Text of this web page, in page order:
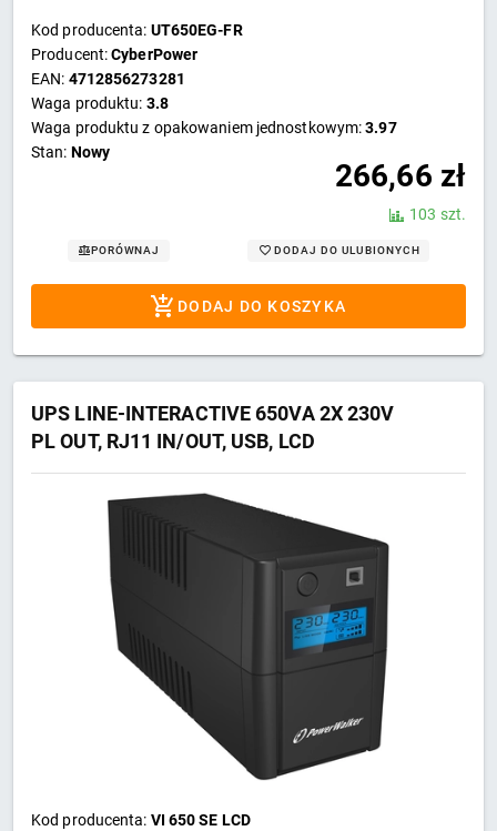
Kod producenta: UT650EG-FR
Producent:CyberPower
EAN: 4712856273281
Waga produktu: 3.8
Waga produktu z opakowaniem jednostkowym:3.97
Stan: Nowy
266,66 zł
103 szt.
PORÓWNAJ DODAJ DO ULUBIONYCH
DODAJ DO KOSZYKA
UPS LINE-INTERACTIVE 650VA 2X 230V
PL OUT, RJ11 IN/OUT, USB, LCD
Kod producenta: VI 650 SE LCD